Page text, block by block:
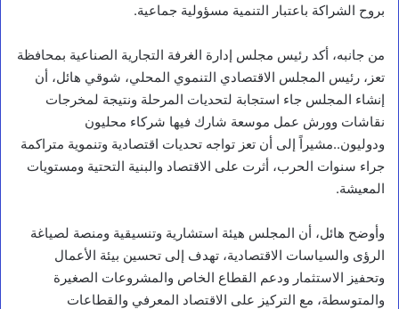
بروح الشراكة باعتبار التنمية مسؤولية جماعية.
من جانبه، أكد رئيس مجلس إدارة الغرفة التجارية الصناعية بمحافظة
تعز، رئيس المجلس الاقتصادي التنموي المحلي، شوقي هائل، أن
إنشاء المجلس جاء استجابة لتحديات المرحلة ونتيجة لمخرجات
نقاشات وورش عمل موسعة شارك فيها شركاء محليون
ودوليون..مشيراً إلى أن تعز تواجه تحديات اقتصادية وتنموية متراكمة
جراء سنوات الحرب، أثرت على الاقتصاد والبنية التحتية ومستويات
المعيشة.
وأوضح هائل، أن المجلس هيئة استشارية وتنسيقية ومنصة لصياغة
الرؤى والسياسات الاقتصادية، تهدف إلى تحسين بيئة الأعمال
وتحفيز الاستثمار ودعم القطاع الخاص والمشروعات الصغيرة
والمتوسطة، مع التركيز على الاقتصاد المعرفي والقطاعات